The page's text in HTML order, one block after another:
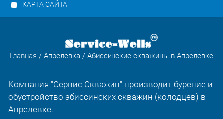
КАРТА САЙТА
Главная / Апрелевка / Абиссинские скважины в Апрелевке
Компания "Сервис Скважин" производит бурение и
обустройство абиссинских скважин (колодцев) в
Апрелевке.